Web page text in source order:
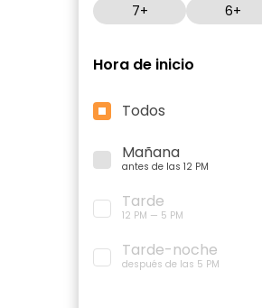
7+
6+
Hora de inicio
Todos
Mañana
antes de las 12 PM
Tarde
12 PM — 5 PM
Tarde-noche
después de las 5 PM